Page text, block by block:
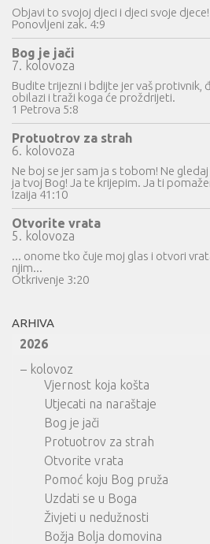
Objavi to svojoj djeci i djeci svoje djece!
Ponovljeni zak. 4:9
Bog je jači
7. kolovoza
Budite trijezni i bdijte jer vaš protivnik,
obilazi i traži koga će proždrijeti.
1 Petrova 5:8
Protuotrov za strah
6. kolovoza
Ne boj se jer sam ja s tobom! Ne
ja tvoj Bog! Ja te krijepim. Ja ti
Izaija 41:10
Otvorite vrata
5. kolovoza
... onome tko čuje moj glas i otvori
njim...
Otkrivenje 3:20
ARHIVA
2026
– kolovoz
Vjernost koja košta
Utjecati na naraštaje
Bog je jači
Protuotrov za strah
Otvorite vrata
Pomoć koju Bog pruža
Uzdati se u Boga
Živjeti u nedužnosti
Božja Bolja domovina